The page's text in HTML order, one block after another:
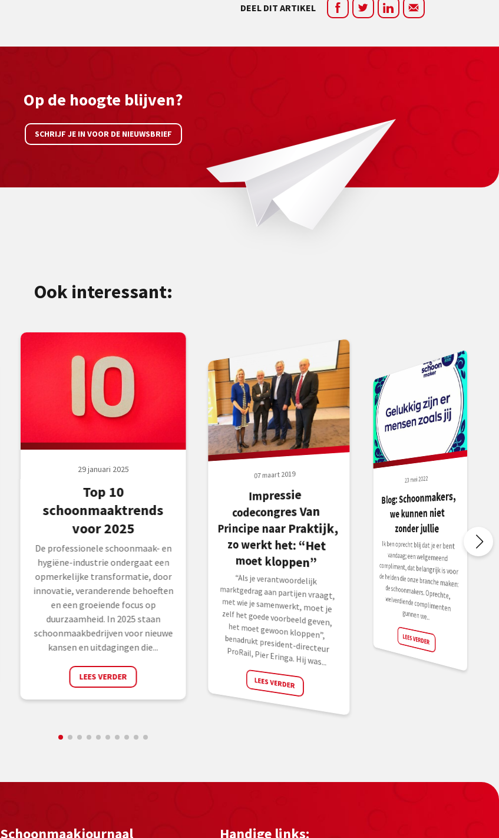
DEEL DIT ARTIKEL
Op de hoogte blijven?
SCHRIJF JE IN VOOR DE NIEUWSBRIEF
Ook interessant:
29 januari 2025
Top 10
schoonmaaktrends
voor 2025
De professionele schoonmaak- en
hygiëne-industrie ondergaat een
opmerkelijke transformatie, door
innovatie, veranderende behoeften
en een groeiende focus op
duurzaamheid. In 2025 staan
schoonmaakbedrijven voor nieuwe
kansen en uitdagingen die...
LEES VERDER
07 maart 2019
Impressie
codecongres Van
Principe naar Praktijk,
zo werkt het: “Het
moet kloppen”
“Als je verantwoordelijk
marktgedrag aan partijen vraagt,
met wie je samenwerkt, moet je
zelf het goede voorbeeld geven,
het moet gewoon kloppen”,
benadrukt president-directeur
ProRail, Pier Eringa. Hij was...
LEES VERDER
23 mei 2022
Blog: Schoonmakers,
we kunnen niet
zonder jullie
Ik ben oprecht blij dat je er bent
vandaag; een welgemeend
compliment, dat belangrijk is voor
de helden die onze branche maken:
de schoonmakers. Oprechte,
welverdiende complimenten
gunnen we...
LEES VERDER
Schoonmaakjournaal Handige links: